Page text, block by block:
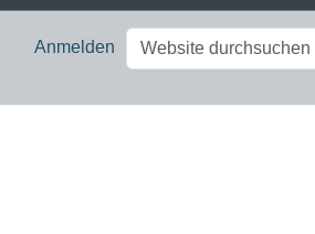
Anmelden
Website
durchsuchen
Erweiterte
Suche…